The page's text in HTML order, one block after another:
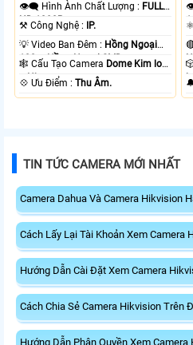
👁️‍🗨 Hình Ành Chất Lượng : FULL
HD 1080P .
⚒ Công Nghệ :
IP.
💡 Video Ban Đêm : Hồng Ngoại
100m Hồng Ngoại SMD.
🕸️ Cấu Tạo Camera Dome Kim loại
+ Nhựa.
️💠 Ưu Điểm :Thu Âm.
TIN TỨC CAMERA MỚI NHẤT
Camera Dahua Và Camera Hikvision
Cách Lấy Lại Tài Khoản Xem Camera
Hướng Dẫn Cài Đặt Xem Camera
Cách Chia Sẻ Camera Hikvision Trên
Hướng Dẫn Phân Quyền Xem Camera